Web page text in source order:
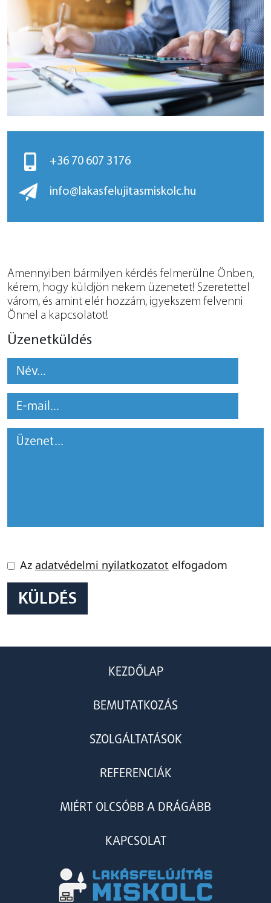
+36 70 607 3176
info@lakasfelujitasmiskolc.hu
Amennyiben bármilyen kérdés felmerülne Önben,
kérem, hogy küldjön nekem üzenetet! Szeretettel
várom, és amint elér hozzám, igyekszem felvenni
Önnel a kapcsolatot!
Üzenetküldés
Az adatvédelmi nyilatkozatot elfogadom
KÜLDÉS
KEZDŐLAP
BEMUTATKOZÁS
SZOLGÁLTATÁSOK
REFERENCIÁK
MIÉRT OLCSÓBB A DRÁGÁBB
KAPCSOLAT